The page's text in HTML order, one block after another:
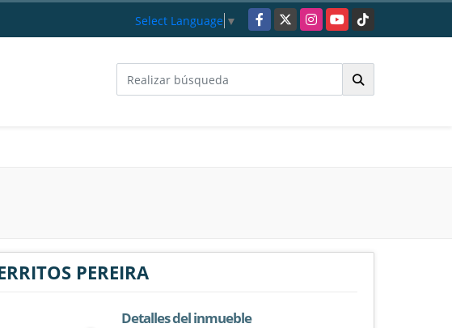
Select Language ▼ Facebook
X InstagramYouTubeTikTok
PEREIRA
Detalles del inmueble